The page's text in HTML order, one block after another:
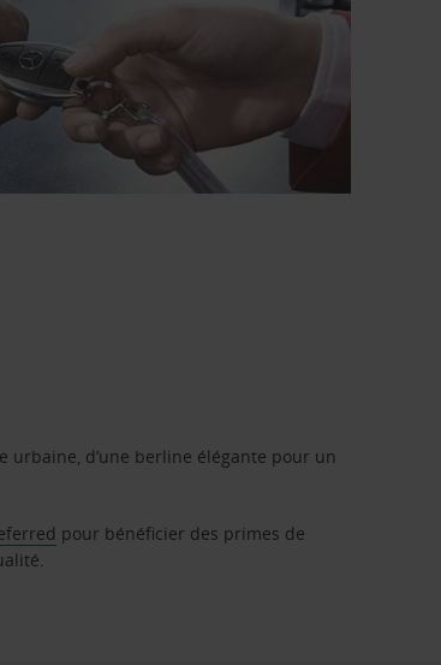
urbaine, d’une berline élégante pour un
pour bénéficier des primes de